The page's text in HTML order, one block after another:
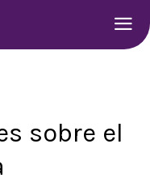
sobre el